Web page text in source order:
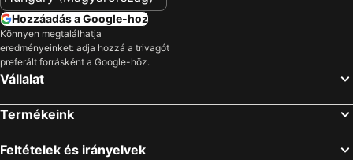
Vadász Panzió és Étterem
Zita Haus
Tinódi Fogadó
Főnix Hotel
Öreg Malom Hotel
Gasthaus Joó-Wellness Pension
Hangya Panzió és Étterem
Hozzáadás a Google-hoz
Könnyen megtalálhatja
eredményeinket: adja hozzá a trivagót
preferált forrásként a Google-höz.
Vállalat
Termékeink
Feltételek és irányelvek